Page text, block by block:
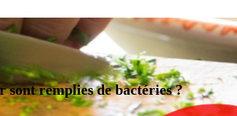
sont remplies de bactéries ?